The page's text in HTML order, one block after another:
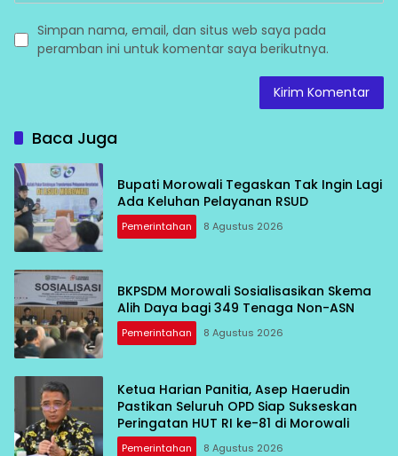
Simpan nama, email, dan situs web saya pada
peramban ini untuk komentar saya berikutnya.
Baca Juga
Bupati Morowali Tegaskan Tak Ingin Lagi
Ada Keluhan Pelayanan RSUD
Pemerintahan 8 Agustus 2026
BKPSDM Morowali Sosialisasikan Skema
Alih Daya bagi 349 Tenaga Non-ASN
Pemerintahan 8 Agustus 2026
Ketua Harian Panitia, Asep Haerudin
Pastikan Seluruh OPD Siap Sukseskan
Peringatan HUT RI ke-81 di Morowali
Pemerintahan 8 Agustus 2026